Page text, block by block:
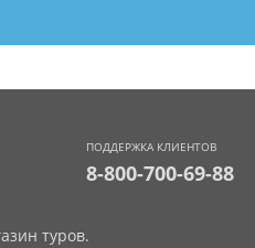
ПОДДЕРЖКА КЛИЕНТОВ
8-800-700-69-88
туров.